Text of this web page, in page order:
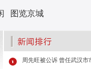
图览京城
周先旺被公诉 曾任武汉市